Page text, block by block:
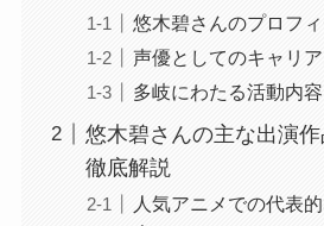
悠木碧さんのプロフ
声優としてのキャリ
多岐にわたる活動内容
悠木碧さんの主な出演
徹底解説
人気アニメでの代表